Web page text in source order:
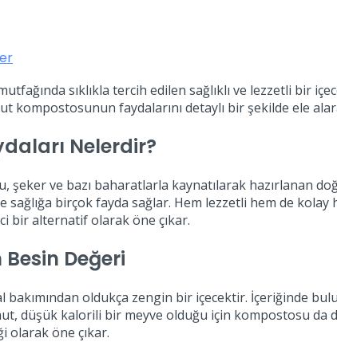
sıklıkla tercih edilen sağlıklı ve lezzetli bir
kompostosunun faydalarını detaylı bir şekilde ele
Nelerdir?
şeker ve bazı baharatlarla kaynatılarak hazırlanan
birçok fayda sağlar. Hem lezzetli hem de
bir alternatif olarak öne çıkar.
Değeri
oldukça zengin bir içecektir. İçeriğinde
düşük kalorili bir meyve olduğu için kompostosu
olarak öne çıkar.